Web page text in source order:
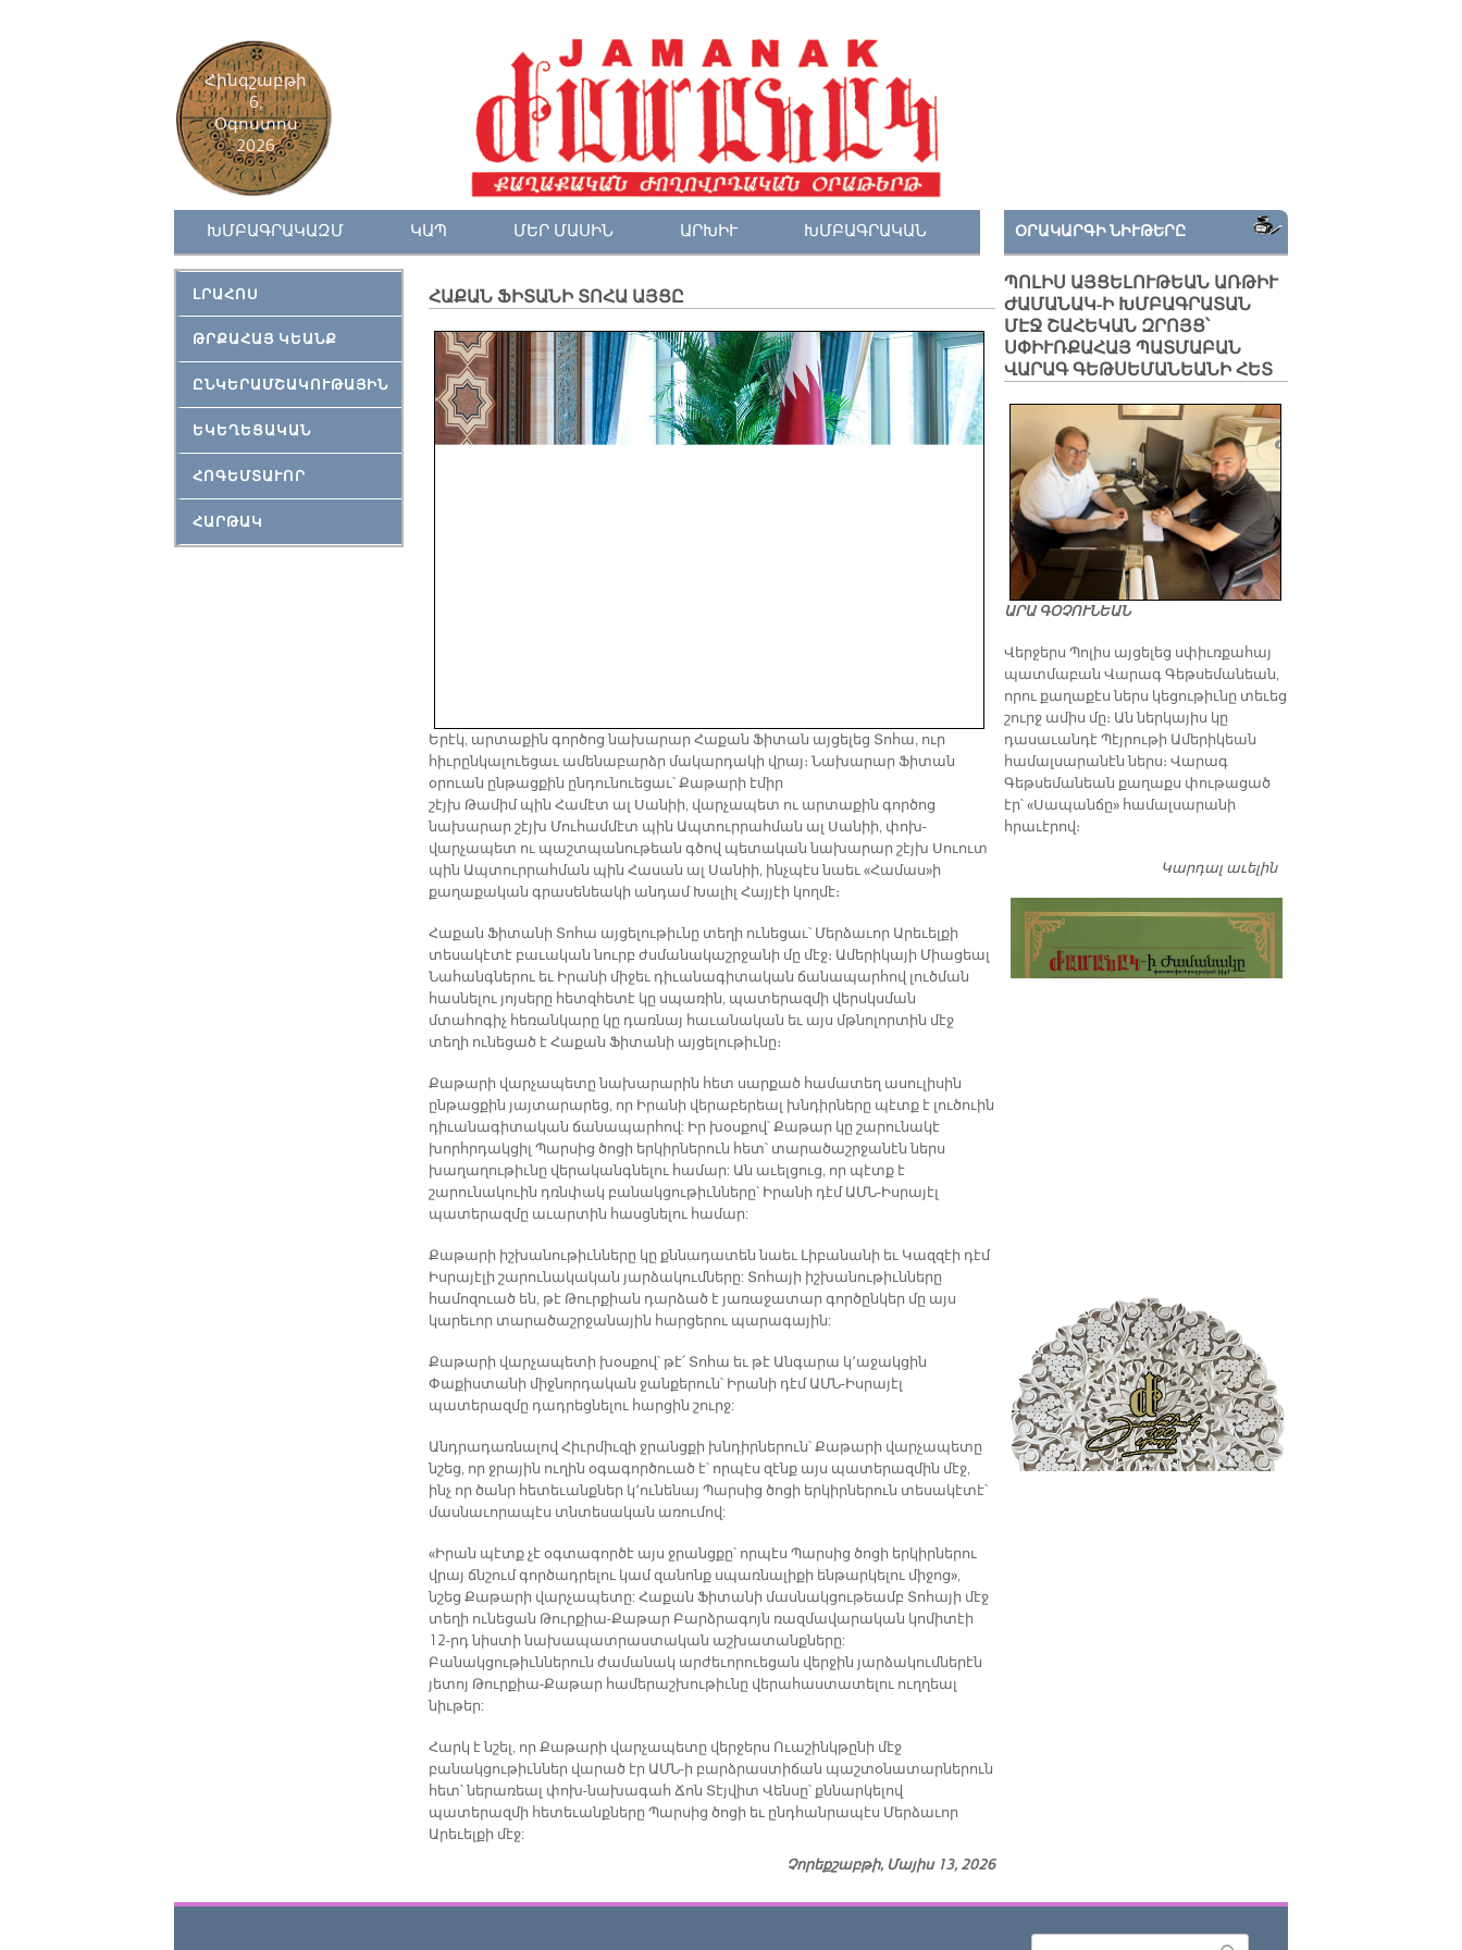
Հինգշաբթի
6,
Օգոստոս
2026
ԽՄԲԱԳՐԱԿԱԶՄ ԿԱՊ ՄԵՐ ՄԱՍԻՆ ԱՐԽԻՒ ԽՄԲԱԳՐԱԿԱՆ
ԼՐԱՀՈՍ
ԹՐՔԱՀԱՅ ԿԵԱՆՔ
ԸՆԿԵՐԱՄՇԱԿՈՒԹԱՅԻՆ
ԵԿԵՂԵՑԱԿԱՆ
ՀՈԳԵՄՏԱՒՈՐ
ՀԱՐԹԱԿ
ՀԱՔԱՆ ՖԻՏԱՆԻ ՏՈՀԱ ԱՅՑԸ
Երէկ, արտաքին գործոց նախարար Հաքան Ֆիտան այցելեց Տոհա, ուր
հիւրընկալուեցաւ ամենաբարձր մակարդակի վրայ։ Նախարար Ֆիտան
օրուան ընթացքին ընդունուեցաւ՝ Քաթարի էմիր
շէյխ Թամիմ պին Համէտ ալ Սանիի, վարչապետ ու արտաքին գործոց
նախարար շէյխ Մուհամմէտ պին Ապտուրրահման ալ Սանիի, փոխ-
վարչապետ ու պաշտպանութեան գծով պետական նախարար շէյխ Սուուտ
պին Ապտուրրահման պին Հասան ալ Սանիի, ինչպէս նաեւ «Համաս»ի
քաղաքական գրասենեակի անդամ Խալիլ Հայյէի կողմէ։
Հաքան Ֆիտանի Տոհա այցելութիւնը տեղի ունեցաւ՝ Մերձաւոր Արեւելքի
տեսակէտէ բաւական նուրբ ժսմանակաշրջանի մը մէջ։ Ամերիկայի Միացեալ
Նահանգներու եւ Իրանի միջեւ դիւանագիտական ճանապարհով լուծման
հասնելու յոյսերը հետզհետէ կը սպառին, պատերազմի վերսկսման
մտահոգիչ հեռանկարը կը դառնայ հաւանական եւ այս մթնոլորտին մէջ
տեղի ունեցած է Հաքան Ֆիտանի այցելութիւնը։
Քաթարի վարչապետը նախարարին հետ սարքած համատեղ ասուլիսին
ընթացքին յայտարարեց, որ Իրանի վերաբերեալ խնդիրները պէտք է լուծուին
դիւանագիտական ճանապարհով: Իր խօսքով՝ Քաթար կը շարունակէ
խորհրդակցիլ Պարսից ծոցի երկիրներուն հետ՝ տարածաշրջանէն ներս
խաղաղութիւնը վերականգնելու համար: Ան աւելցուց, որ պէտք է
շարունակուին դռնփակ բանակցութիւնները՝ Իրանի դէմ ԱՄՆ-Իսրայէլ
պատերազմը աւարտին հասցնելու համար:
Քաթարի իշխանութիւնները կը քննադատեն նաեւ Լիբանանի եւ Կազզէի դէմ
Իսրայէլի շարունակական յարձակումները: Տոհայի իշխանութիւնները
համոզուած են, թէ Թուրքիան դարձած է յառաջատար գործընկեր մը այս
կարեւոր տարածաշրջանային հարցերու պարագային:
Քաթարի վարչապետի խօսքով՝ թէ՛ Տոհա եւ թէ Անգարա կ՚աջակցին
Փաքիստանի միջնորդական ջանքերուն՝ Իրանի դէմ ԱՄՆ-Իսրայէլ
պատերազմը դադրեցնելու հարցին շուրջ:
Անդրադառնալով Հիւրմիւզի ջրանցքի խնդիրներուն՝ Քաթարի վարչապետը
նշեց, որ ջրային ուղին օգագործուած է՝ որպէս զէնք այս պատերազմին մէջ,
ինչ որ ծանր հետեւանքներ կ՚ունենայ Պարսից ծոցի երկիրներուն տեսակէտէ՝
մասնաւորապէս տնտեսական առումով:
«Իրան պէտք չէ օգտագործէ այս ջրանցքը՝ որպէս Պարսից ծոցի երկիրներու
վրայ ճնշում գործադրելու կամ զանոնք սպառնալիքի ենթարկելու միջոց»,
նշեց Քաթարի վարչապետը: Հաքան Ֆիտանի մասնակցութեամբ Տոհայի մէջ
տեղի ունեցան Թուրքիա-Քաթար Բարձրագոյն ռազմավարական կոմիտէի
12-րդ նիստի նախապատրաստական աշխատանքները:
Բանակցութիւններուն ժամանակ արժեւորուեցան վերջին յարձակումներէն
յետոյ Թուրքիա-Քաթար համերաշխութիւնը վերահաստատելու ուղղեալ
նիւթեր:
Հարկ է նշել, որ Քաթարի վարչապետը վերջերս Ուաշինկթընի մէջ
բանակցութիւններ վարած էր ԱՄՆ-ի բարձրաստիճան պաշտօնատարներուն
հետ՝ ներառեալ փոխ-նախագահ Ճոն Տէյվիտ Վենսը՝ քննարկելով
պատերազմի հետեւանքները Պարսից ծոցի եւ ընդհանրապէս Մերձաւոր
Արեւելքի մէջ:
Չորեքշաբթի, Մայիս 13, 2026
ՕՐԱԿԱՐԳԻ ՆԻՒԹԵՐԸ
ՊՈԼԻՍ ԱՅՑԵԼՈՒԹԵԱՆ ԱՌԹԻՒ
ԺԱՄԱՆԱԿ-Ի ԽՄԲԱԳՐԱՏԱՆ
ՄԷՋ ՇԱՀԵԿԱՆ ԶՐՈՅՑ՝
ՍՓԻՒՌՔԱՀԱՅ ՊԱՏՄԱԲԱՆ
ՎԱՐԱԳ ԳԵԹՍԵՄԱՆԵԱՆԻ ՀԵՏ
ԱՐԱ ԳՕՉՈՒՆԵԱՆ
Վերջերս Պոլիս այցելեց սփիւռքահայ
պատմաբան Վարագ Գեթսեմանեան,
որու քաղաքէս ներս կեցութիւնը տեւեց
շուրջ ամիս մը։ Ան ներկայիս կը
դասաւանդէ Պէյրութի Ամերիկեան
համալսարանէն ներս։ Վարագ
Գեթսեմանեան քաղաքս փութացած
էր՝ «Սապանճը» համալսարանի
հրաւէրով։
Կարդալ աւելինՊոլիս այցելութեան
պատմաբան Վարագ